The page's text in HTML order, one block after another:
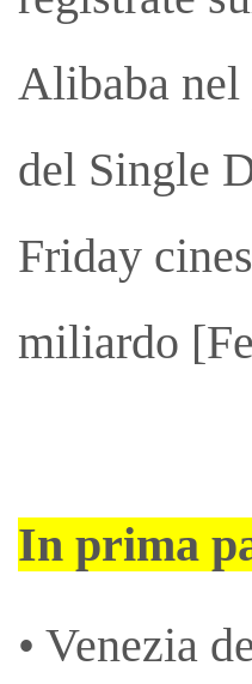
Alibaba
del Single
Friday
miliardo
In prima
• Venezia